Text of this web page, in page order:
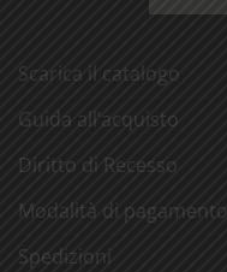
Scarica il catalogo
Guida all’acquisto
Diritto di Recesso
Modalità di pagamento
Spedizioni